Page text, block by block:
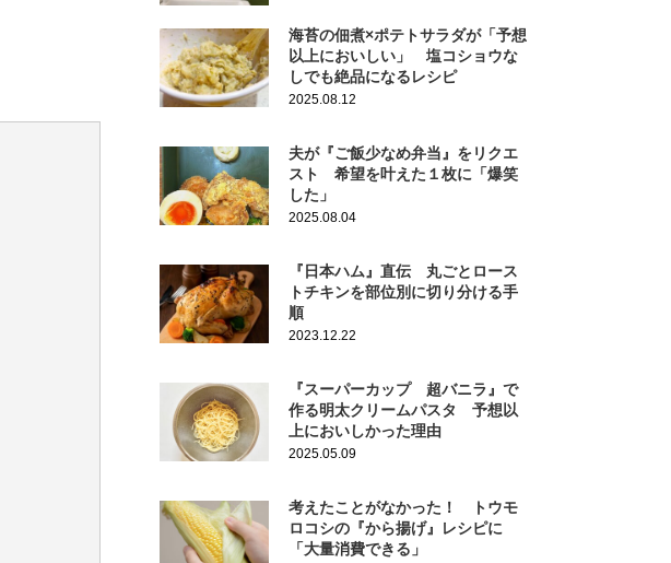
海苔の佃煮×ポテトサラダが「予想
以上においしい」 塩コショウな
しでも絶品になるレシピ
2025.08.12
夫が『ご飯少なめ弁当』をリクエ
スト 希望を叶えた１枚に「爆笑
した」
2025.08.04
『日本ハム』直伝 丸ごとロース
トチキンを部位別に切り分ける手
順
2023.12.22
『スーパーカップ 超バニラ』で
作る明太クリームパスタ 予想以
上においしかった理由
2025.05.09
考えたことがなかった！ トウモ
ロコシの『から揚げ』レシピに
「大量消費できる」